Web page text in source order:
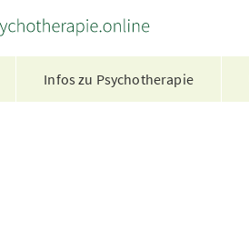
Infos zu Psychotherapie